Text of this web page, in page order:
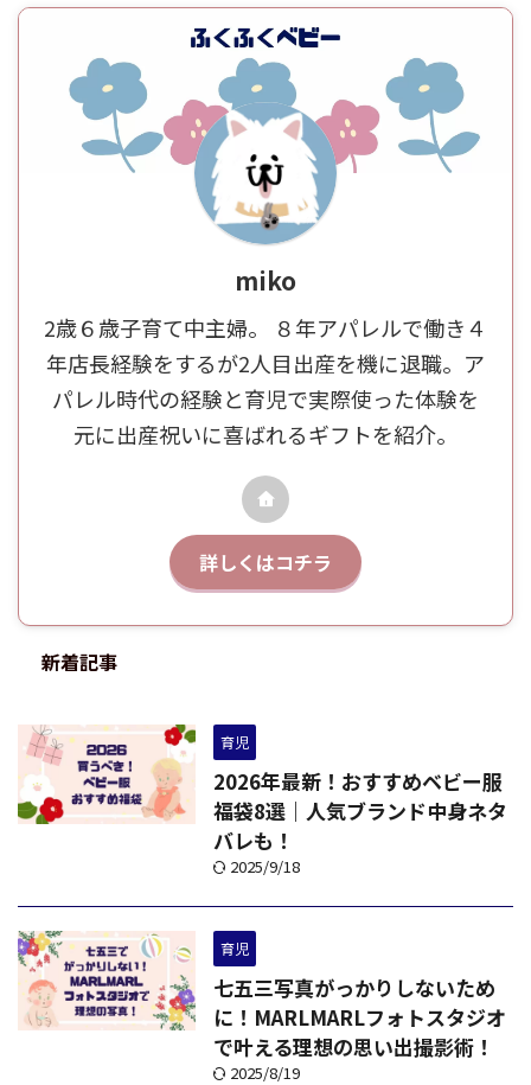
miko
2歳６歳子育て中主婦。 ８年アパレルで働き４
年店長経験をするが2人目出産を機に退職。ア
パレル時代の経験と育児で実際使った体験を
元に出産祝いに喜ばれるギフトを紹介。
詳しくはコチラ
新着記事
育児
2026年最新！おすすめベビー服
福袋8選｜人気ブランド中身ネタ
バレも！
2025/9/18
育児
七五三写真がっかりしないため
に！MARLMARLフォトスタジオ
で叶える理想の思い出撮影術！
2025/8/19